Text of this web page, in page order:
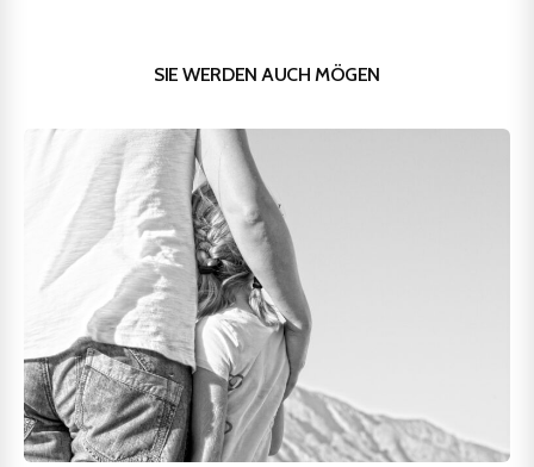
SIE WERDEN AUCH MÖGEN